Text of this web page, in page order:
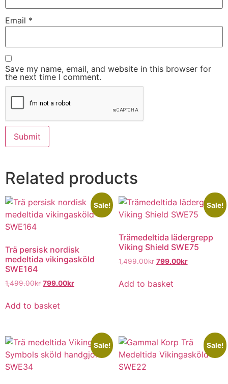
Email *
Save my name, email, and website in this browser for
the next time I comment.
Related products
Sale!
Trä persisk nordisk
medeltida vikingasköld
SWE164
1,499.00kr 799.00kr
Add to basket
Sale!
Trämedeltida lädergrepp
Viking Shield SWE75
1,499.00kr 799.00kr
Add to basket
Sale! Sale!